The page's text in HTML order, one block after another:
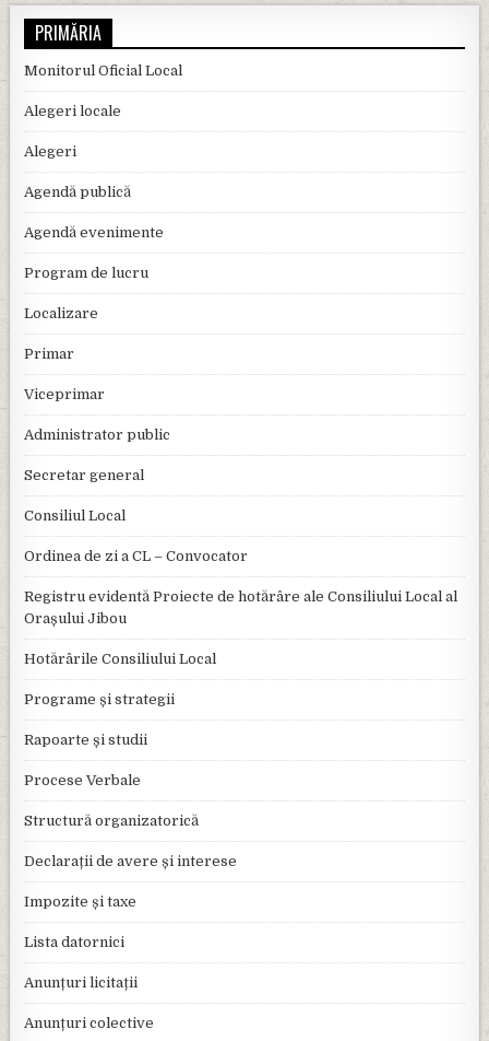
PRIMĂRIA
Monitorul Oficial Local
Alegeri locale
Alegeri
Agendă publică
Agendă evenimente
Program de lucru
Localizare
Primar
Viceprimar
Administrator public
Secretar general
Consiliul Local
Ordinea de zi a CL – Convocator
Registru evidentă Proiecte de hotărâre ale Consiliului Local al
Orașului Jibou
Hotărârile Consiliului Local
Programe și strategii
Rapoarte și studii
Procese Verbale
Structură organizatorică
Declarații de avere și interese
Impozite și taxe
Lista datornici
Anunțuri licitații
Anunțuri colective